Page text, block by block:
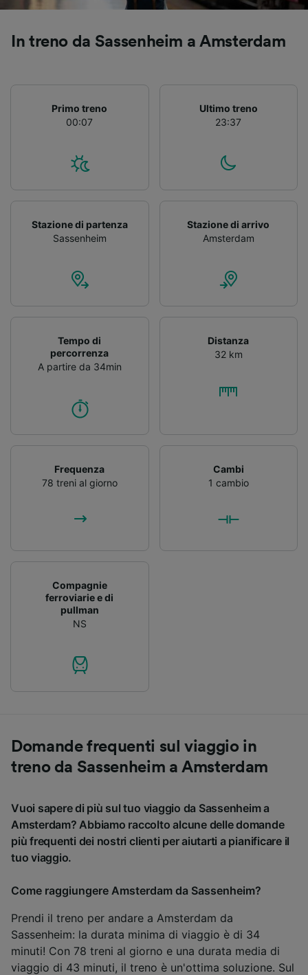
In treno da Sassenheim a Amsterdam
Primo treno
00:07
Ultimo treno
23:37
Stazione di partenza
Sassenheim
Stazione di arrivo
Amsterdam
Tempo di
percorrenza
A partire da 34min
Distanza
32 km
Frequenza
78 treni al giorno
Cambi
1 cambio
Compagnie
ferroviarie e di
pullman
NS
Domande frequenti sul viaggio in
treno da Sassenheim a Amsterdam
Vuoi sapere di più sul tuo viaggio da Sassenheim a
Amsterdam? Abbiamo raccolto alcune delle domande
più frequenti dei nostri clienti per aiutarti a pianificare il
tuo viaggio.
Come raggiungere Amsterdam da Sassenheim?
Prendi il treno per andare a Amsterdam da
Sassenheim: la durata minima di viaggio è di 34
minuti! Con 78 treni al giorno e una durata media di
viaggio di 43 minuti, il treno è un'ottima soluzione. Sul
Utilizzare dati di geolocalizzazione precisi.
dispositivo ai fini dell’identificazione.
personalizzati, misurazione delle prestazioni
pubblico, sviluppo di servizi.